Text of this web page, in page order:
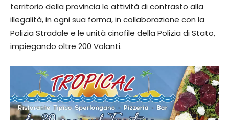
territorio della provincia le attività di contrasto alla
illegalità, in ogni sua forma, in collaborazione con la
Polizia Stradale e le unità cinofile della Polizia di Stato,
impiegando oltre 200 Volanti.